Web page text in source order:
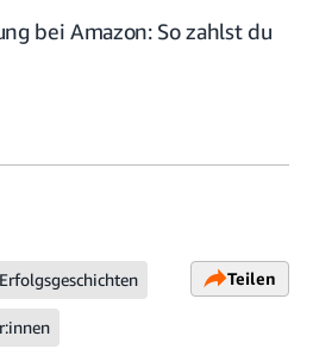
bei Amazon: So zahlst du
Erfolgsgeschichten Teilen